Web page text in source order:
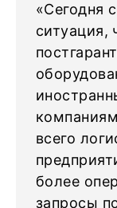
«Сегодня
ситуация,
всего
более
запросы